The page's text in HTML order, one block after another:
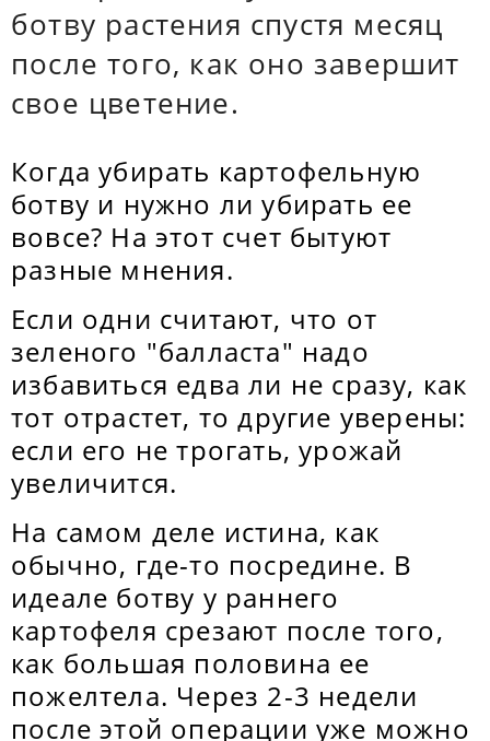
ботву растения спустя месяц
после того, как оно завершит
свое цветение.
Когда убирать картофельную
ботву и нужно ли убирать ее
вовсе? На этот счет бытуют
разные мнения.
Если одни считают, что от
зеленого "балласта" надо
избавиться едва ли не сразу, как
тот отрастет, то другие уверены:
если его не трогать, урожай
увеличится.
На самом деле истина, как
обычно, где-то посредине. В
идеале ботву у раннего
картофеля срезают после того,
как большая половина ее
пожелтела. Через 2-3 недели
после этой операции уже можно